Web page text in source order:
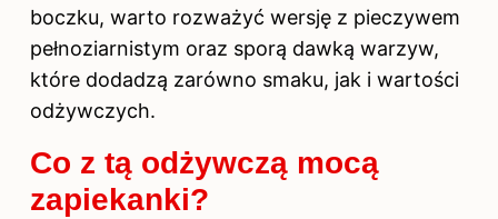
boczku, warto rozważyć wersję z pieczywem
pełnoziarnistym oraz sporą dawką warzyw,
które dodadzą zarówno smaku, jak i wartości
odżywczych.
Co z tą odżywczą mocą
zapiekanki?